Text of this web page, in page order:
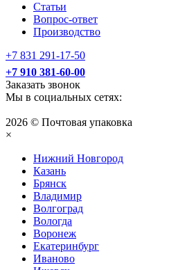
Статьи
Вопрос-ответ
Производство
+7 831 291-17-50
+7 910 381-60-00
Заказать звонок
Мы в социальных сетях:
2026 © Почтовая упаковка
×
Нижний Нoвгород
Казань
Брянск
Владимир
Волгоград
Вологда
Воронеж
Екатеринбург
Иваново